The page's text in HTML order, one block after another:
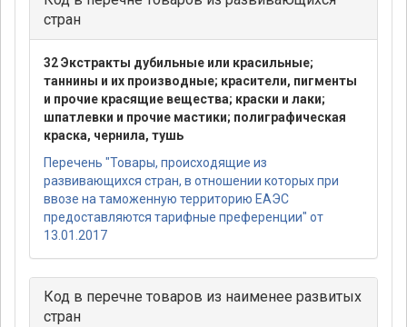
стран
32 Экстракты дубильные или красильные;
таннины и их производные; красители, пигменты
и прочие красящие вещества; краски и лаки;
шпатлевки и прочие мастики; полиграфическая
краска, чернила, тушь
Перечень "Товары, происходящие из
развивающихся стран, в отношении которых при
ввозе на таможенную территорию ЕАЭС
предоставляются тарифные преференции" от
13.01.2017
Код в перечне товаров из наименее развитых
стран